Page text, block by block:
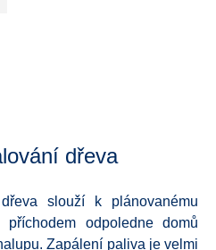
dřeva
slouží k plánovanému
odpoledne domů
Zapálení paliva je velmi